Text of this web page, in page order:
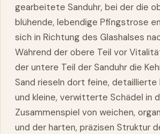
gearbeitete Sanduhr, bei der die
blühende, lebendige Pfingstrose
sich in Richtung des Glashalses
Während der obere Teil vor
der untere Teil der Sanduhr die
Sand rieseln dort feine,
und kleine, verwitterte Schädel in
Zusammenspiel von weichen,
und der harten, präzisen Struktur